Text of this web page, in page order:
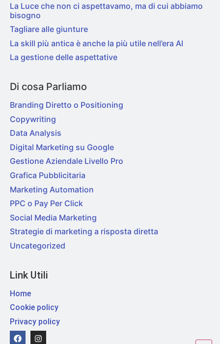
La Luce che non ci aspettavamo, ma di cui abbiamo
bisogno
Tagliare alle giunture
La skill più antica è anche la più utile nell’era AI
La gestione delle aspettative
Di cosa Parliamo
Branding Diretto o Positioning
Copywriting
Data Analysis
Digital Marketing su Google
Gestione Aziendale Livello Pro
Grafica Pubblicitaria
Marketing Automation
PPC o Pay Per Click
Social Media Marketing
Strategie di marketing a risposta diretta
Uncategorized
Link Utili
Home
Cookie policy
Privacy policy